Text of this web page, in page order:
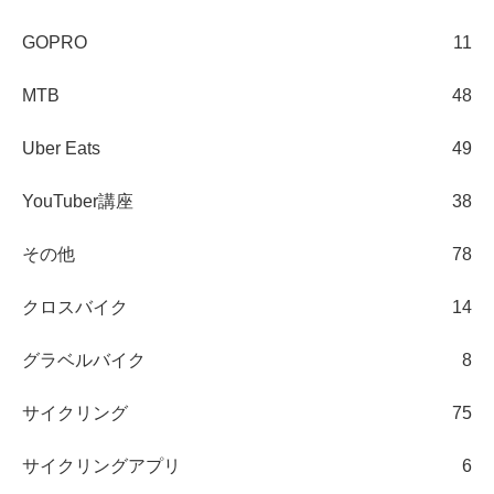
GOPRO 11
MTB 48
Uber Eats 49
YouTuber講座 38
その他 78
クロスバイク 14
グラベルバイク 8
サイクリング 75
サイクリングアプリ 6